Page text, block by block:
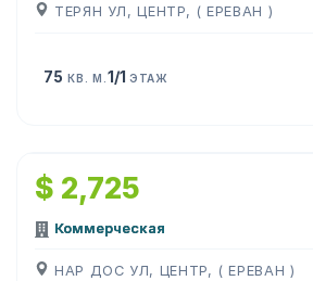
ТЕРЯН УЛ, ЦЕНТР, ( ЕРЕВАН )
75 КВ. М. 1/1 ЭТАЖ
$ 2,725
Коммерческая
НАР ДОС УЛ, ЦЕНТР, ( ЕРЕВАН )